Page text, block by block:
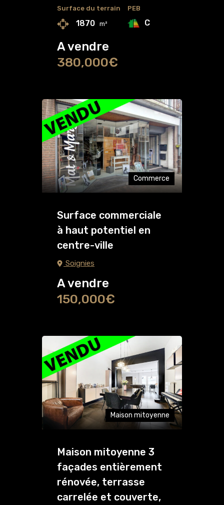
Surface du terrain
1870 m²
PEB
C
A vendre
380,000€
Commerce
Surface commerciale
à haut potentiel en
centre-ville
Soignies
A vendre
150,000€
Maison mitoyenne
Maison mitoyenne 3
façades entièrement
rénovée, terrasse
carrelée et couverte,